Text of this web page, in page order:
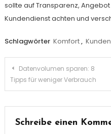
sollte auf Transparenz,
Kundendienst achten und
Schlagwörter Komfort,
Datenvolumen sparen: 8
Tipps für weniger Verbrauch
Schreibe einen